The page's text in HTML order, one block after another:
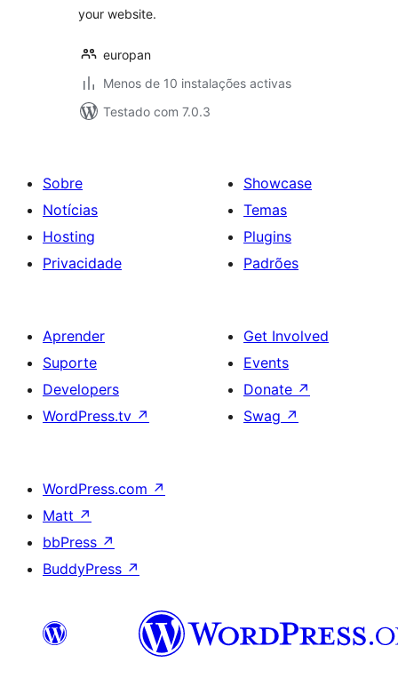
your website.
europan
Menos de 10 instalações activas
Testado com 7.0.3
Sobre
Notícias
Hosting
Privacidade
Showcase
Temas
Plugins
Padrões
Aprender
Suporte
Developers
WordPress.tv ↗
Get Involved
Events
Donate ↗
Swag ↗
WordPress.com ↗
Matt ↗
bbPress ↗
BuddyPress ↗